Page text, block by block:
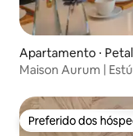
Apartamento ⋅
Maison Aurum |
Preferido dos
Preferido dos